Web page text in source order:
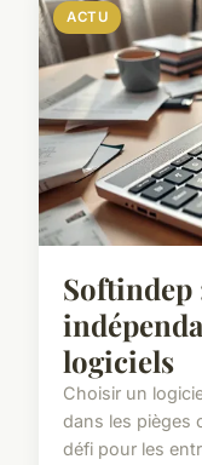
ACTU
Softindep
logiciels
Choisir un
dans les pièges
défi pour les